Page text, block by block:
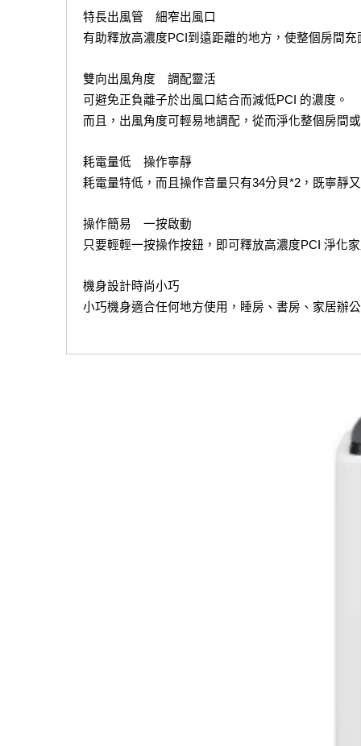
特長出風管　細窄出風口
有助釋放高濃度PCI到遠距離的地方，使整個房間充
雙向出風角度　調配靈活
可避免正負離子於出風口結合而減低PCI 的濃度。
而且，出風角度可輕易地調配，從而淨化整個房間
耗電量低　操作寧靜
耗電量特低，而且操作音量只有34分貝*2，既寧靜
操作簡易　一按啟動
只要輕輕一按操作按鈕，即可釋放高濃度PCI 淨化
機身設計時尚小巧
小巧機身適合任何地方使用，睡房、書房、家居辦